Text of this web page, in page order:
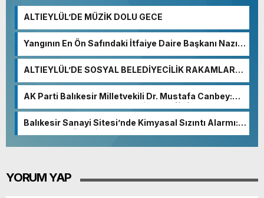
ALTIEYLÜL’DE MÜZİK DOLU GECE
Yangının En Ön Safındaki İtfaiye Daire Başkanı Nazım
ALTIEYLÜL’DE SOSYAL BELEDİYECİLİK RAKAMLARA
AK Parti Balıkesir Milletvekili Dr. Mustafa Canbey:
“Medyanın varlığı, demokratik ve şeffaf toplumun
Balıkesir Sanayi Sitesi’nde Kimyasal Sızıntı Alarmı:
52. Sokak Güvenlik Nedeniyle Boşaltıldı
YORUM YAP